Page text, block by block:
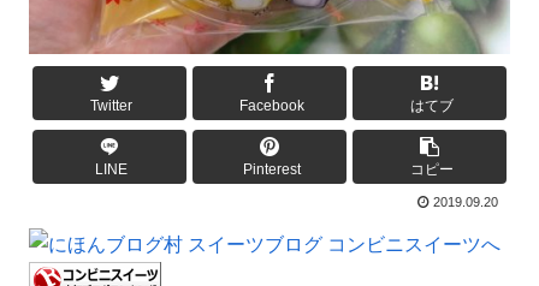
Twitter Facebook はてブ
LINE Pinterest コピー
2019.09.20